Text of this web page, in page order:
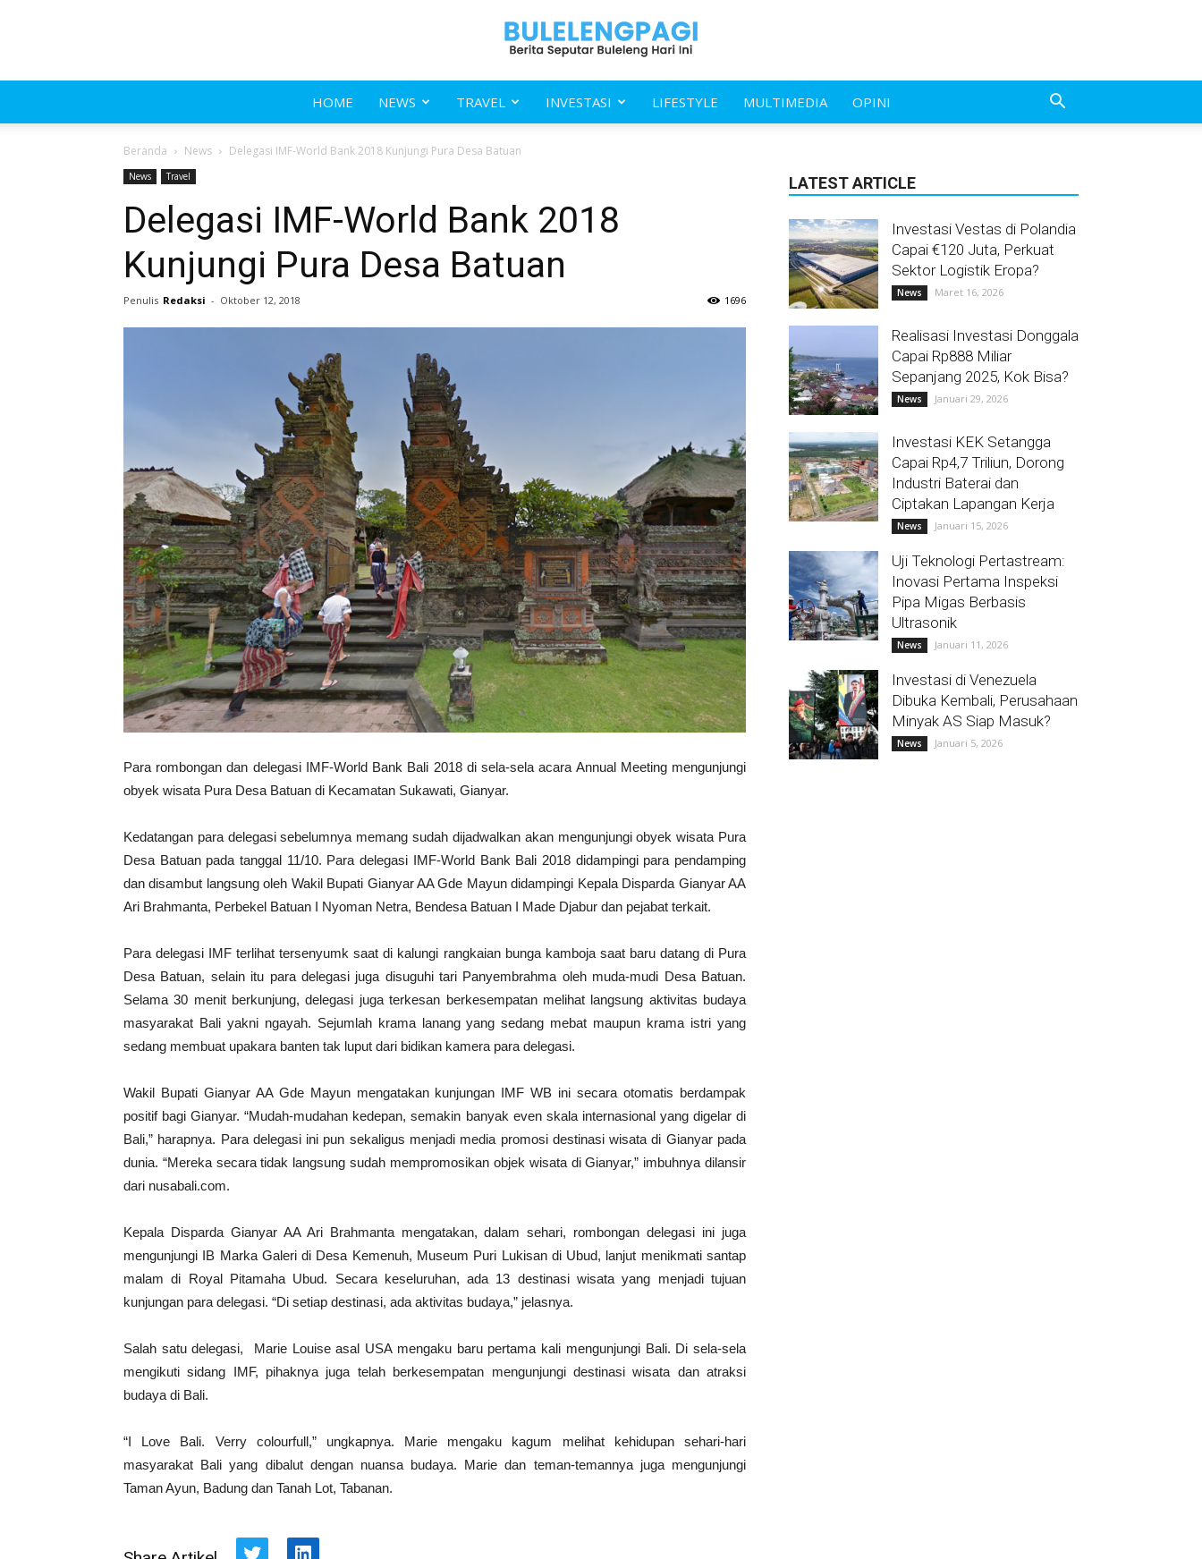
HOME NEWS TRAVEL INVESTASI LIFESTYLE MULTIMEDIA OPINI
Beranda News Delegasi IMF-World Bank 2018 Kunjungi Pura Desa Batuan
News Travel
Delegasi IMF-World Bank 2018
Kunjungi Pura Desa Batuan
Penulis Redaksi - Oktober 12, 2018 1696
Para rombongan dan delegasi IMF-World Bank Bali 2018 di sela-sela acara Annual Meeting mengunjungi
obyek wisata Pura Desa Batuan di Kecamatan Sukawati, Gianyar.
Kedatangan para delegasi sebelumnya memang sudah dijadwalkan akan mengunjungi obyek wisata Pura
Desa Batuan pada tanggal 11/10. Para delegasi IMF-World Bank Bali 2018 didampingi para pendamping
dan disambut langsung oleh Wakil Bupati Gianyar AA Gde Mayun didampingi Kepala Disparda Gianyar AA
Ari Brahmanta, Perbekel Batuan I Nyoman Netra, Bendesa Batuan I Made Djabur dan pejabat terkait.
Para delegasi IMF terlihat tersenyumk saat di kalungi rangkaian bunga kamboja saat baru datang di Pura
Desa Batuan, selain itu para delegasi juga disuguhi tari Panyembrahma oleh muda-mudi Desa Batuan.
Selama 30 menit berkunjung, delegasi juga terkesan berkesempatan melihat langsung aktivitas budaya
masyarakat Bali yakni ngayah. Sejumlah krama lanang yang sedang mebat maupun krama istri yang
sedang membuat upakara banten tak luput dari bidikan kamera para delegasi.
Wakil Bupati Gianyar AA Gde Mayun mengatakan kunjungan IMF WB ini secara otomatis berdampak
positif bagi Gianyar. “Mudah-mudahan kedepan, semakin banyak even skala internasional yang digelar di
Bali,” harapnya. Para delegasi ini pun sekaligus menjadi media promosi destinasi wisata di Gianyar pada
dunia. “Mereka secara tidak langsung sudah mempromosikan objek wisata di Gianyar,” imbuhnya dilansir
dari nusabali.com.
Kepala Disparda Gianyar AA Ari Brahmanta mengatakan, dalam sehari, rombongan delegasi ini juga
mengunjungi IB Marka Galeri di Desa Kemenuh, Museum Puri Lukisan di Ubud, lanjut menikmati santap
malam di Royal Pitamaha Ubud. Secara keseluruhan, ada 13 destinasi wisata yang menjadi tujuan
kunjungan para delegasi. “Di setiap destinasi, ada aktivitas budaya,” jelasnya.
Salah satu delegasi, Marie Louise asal USA mengaku baru pertama kali mengunjungi Bali. Di sela-sela
mengikuti sidang IMF, pihaknya juga telah berkesempatan mengunjungi destinasi wisata dan atraksi
budaya di Bali.
“I Love Bali. Verry colourfull,” ungkapnya. Marie mengaku kagum melihat kehidupan sehari-hari
masyarakat Bali yang dibalut dengan nuansa budaya. Marie dan teman-temannya juga mengunjungi
Taman Ayun, Badung dan Tanah Lot, Tabanan.
LATEST ARTICLE
Investasi Vestas di Polandia
Capai €120 Juta, Perkuat
Sektor Logistik Eropa?
News Maret 16, 2026
Realisasi Investasi Donggala
Capai Rp888 Miliar
Sepanjang 2025, Kok Bisa?
News Januari 29, 2026
Investasi KEK Setangga
Capai Rp4,7 Triliun, Dorong
Industri Baterai dan
Ciptakan Lapangan Kerja
News Januari 15, 2026
Uji Teknologi Pertastream:
Inovasi Pertama Inspeksi
Pipa Migas Berbasis
Ultrasonik
News Januari 11, 2026
Investasi di Venezuela
Dibuka Kembali, Perusahaan
Minyak AS Siap Masuk?
News Januari 5, 2026